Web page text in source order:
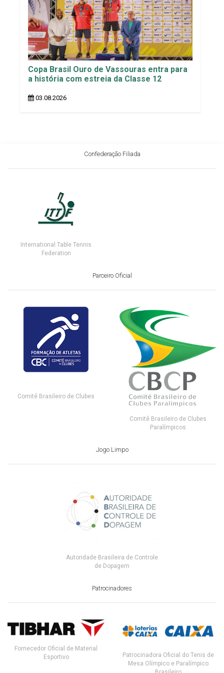
Copa Brasil Ouro de Vassouras entra para
a história com estreia da Classe 12
03.08.2026
Confederação Filiada
International Table Tennis
Federation
Parceiro Oficial
Comitê Brasileiro de Clubes
Comitê Brasileiro de Clubes
Paralímpicos
Jogo Limpo
Autoridade Brasileira de Controle
de Dopagem
Patrocinadores
Fornecedor Oficial de Material
Esportivo
Patrocinadora Oficial do Tenis de
Mesa Olímpico e Paralímpico